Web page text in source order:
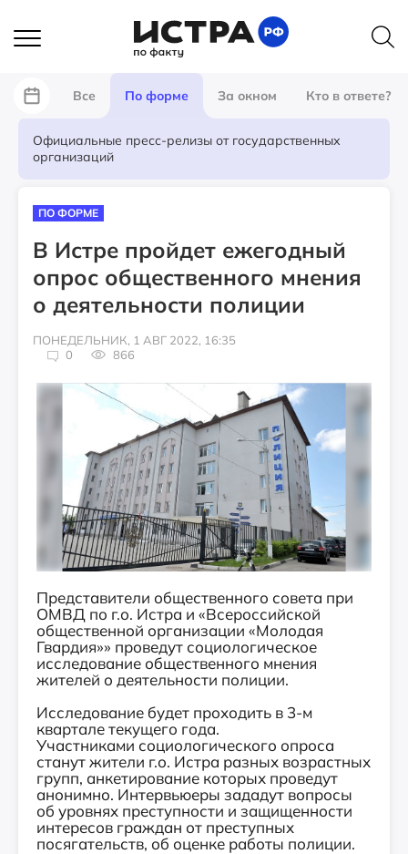
Все По форме За окном Кто в ответе?
Официальные пресс-релизы от государственных
организаций
ПО ФОРМЕ
В Истре пройдет ежегодный
опрос общественного мнения
о деятельности полиции
ПОНЕДЕЛЬНИК, 1 АВГ 2022, 16:35
0
866
Представители общественного совета при
ОМВД по г.о. Истра и «Всероссийской
общественной организации «Молодая
Гвардия»» проведут социологическое
исследование общественного мнения
жителей о деятельности полиции.
Исследование будет проходить в 3-м
квартале текущего года.
Участниками социологического опроса
станут жители г.о. Истра разных возрастных
групп, анкетирование которых проведут
анонимно. Интервьюеры зададут вопросы
об уровнях преступности и защищенности
интересов граждан от преступных
посягательств, об оценке работы полиции.